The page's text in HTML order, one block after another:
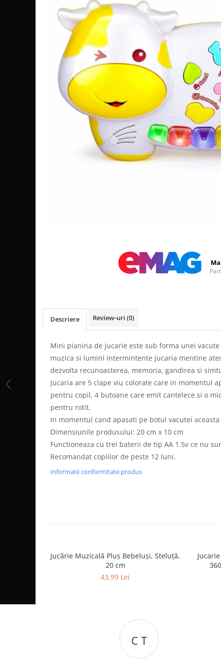
Facebook
Descriere Review-uri (0)
Mini pianina de jucarie este sub forma unei
muzica si lumini intermintente jucaria mentine
dezvolta recunoasterea, memoria, gandirea si
Jucaria are 5 clape viu colorate care in momentul
pentru copil, 4 butoane care emit cantelece si o
pentru rotit.
In momentul cand apasati pe botul vacutei
Dimensiunile produsului: 20 cm x 10 cm
Functioneaza cu trei baterii de tip AA 1.5v ce nu
Recomandat copiilor de peste 12 luni.
Informatii conformitate produs
Jucărie Muzicală Pluș Bebeluși, Steluță,
20 cm
43,99 Lei